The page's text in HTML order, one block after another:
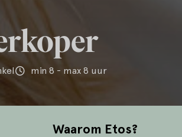
min 8 - max 8 uur
Waarom Etos?